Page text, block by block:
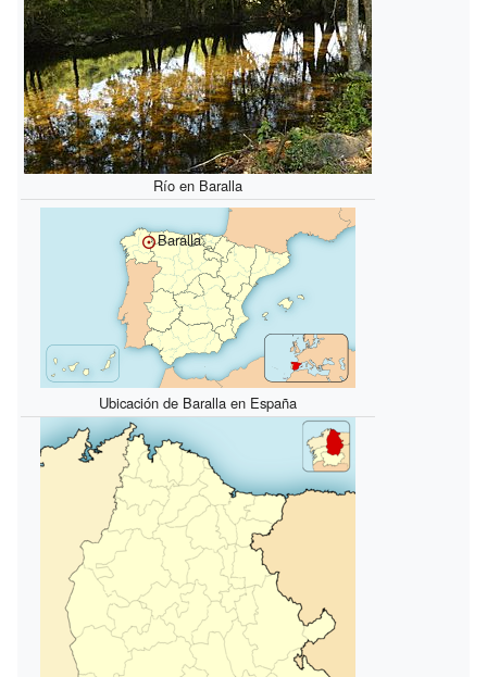
Río en Baralla
Baralla
Ubicación de Baralla en España